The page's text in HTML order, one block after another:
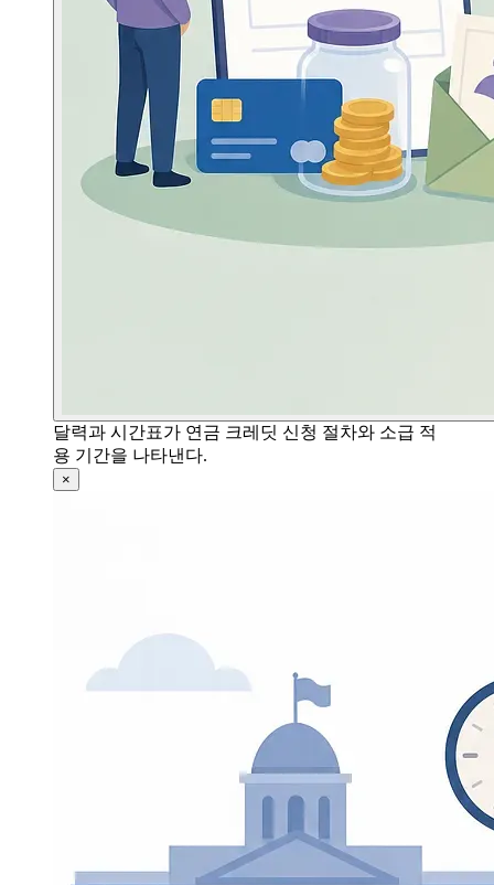
달력과 시간표가 연금 크레딧 신청 절차와 소급 적
용 기간을 나타낸다.
×